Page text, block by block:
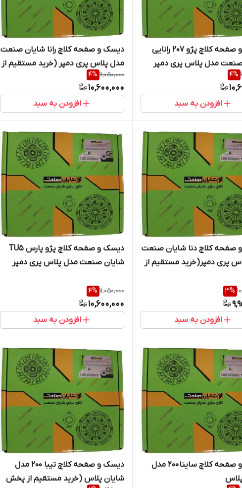
دیسک و صفحه کلاچ پژو 207 رانایی
مدل پلاس پری دمپر
از پخش کننده)
4%
افزودن به سبد
دیسک و صفحه کلاچ رانا شایان صنعت
مدل پلاس پری دمپر (خرید مستقیم از
پخش کننده)
11,050,000
4%
10,600,000
افزودن به سبد
صفحه کلاچ دنا شایان صنعت
پری دمپر(خرید مستقیم از
3%
افزودن به سبد
دیسک و صفحه کلاچ پژو پارس TU5
شایان صنعت مدل پلاس پری دمپر
11,050,000
4%
10,600,000
افزودن به سبد
دیسک و صفحه کلاچ ساینا 200 مدل
دیسک و صفحه کلاچ تیبا 200 مدل
شایان پلاس (خرید مستقیم از پخش